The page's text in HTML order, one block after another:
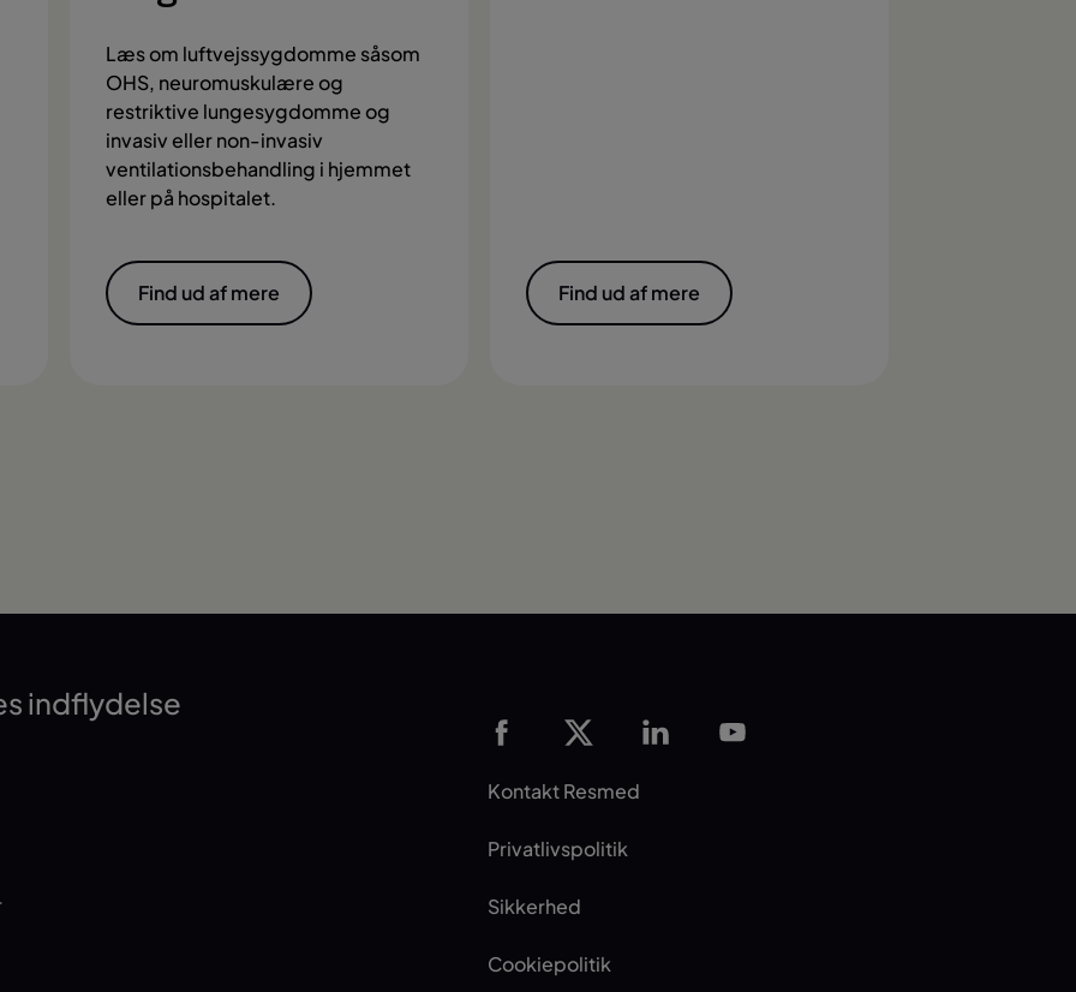
Læs om luftvejssygdomme såsom
OHS, neuromuskulære og
restriktive lungesygdomme og
invasiv eller non-invasiv
ventilationsbehandling i hjemmet
eller på hospitalet.
Find ud af mere Find ud af mere
indflydelse
Kontakt Resmed
Privatlivspolitik
Sikkerhed
Cookiepolitik